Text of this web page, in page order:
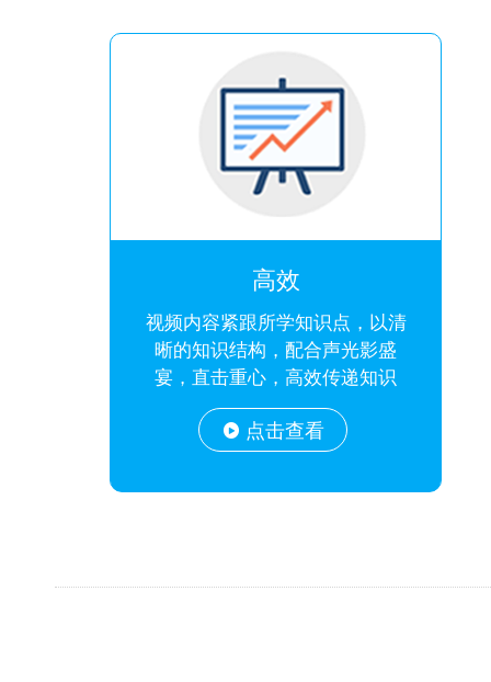
高效
视频内容紧跟所学知识点，以清
晰的知识结构，配合声光影盛
宴，直击重心，高效传递知识
点击查看